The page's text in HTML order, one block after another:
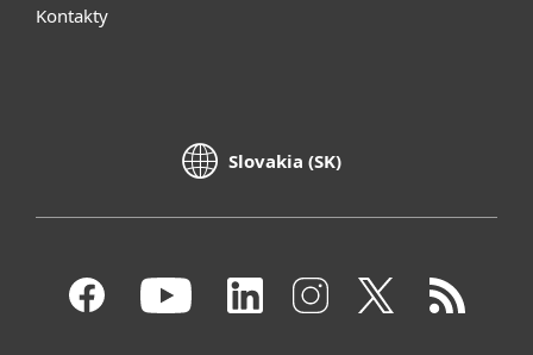
Kontakty
Slovakia (SK)